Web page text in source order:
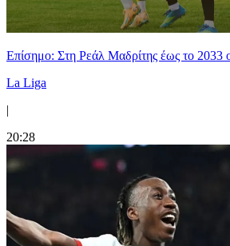
Επίσημο: Στη Ρεάλ Μαδρίτης έως το 2033
La Liga
|
20:28